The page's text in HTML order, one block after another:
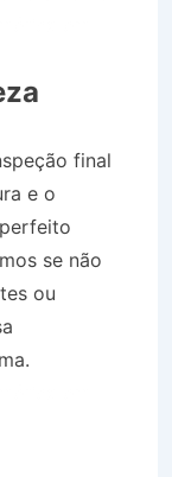
final
e o
se não
ou